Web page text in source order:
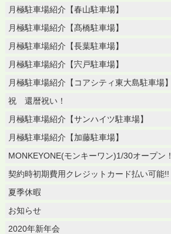
月極駐車場紹介【春山駐車場】
月極駐車場紹介【髙橋駐車場】
月極駐車場紹介【長葉駐車場】
月極駐車場紹介【宍戸駐車場】
月極駐車場紹介【コアシティ東大島駐車場】
祝 還暦祝い！
月極駐車場紹介【サンハイツ駐車場】
月極駐車場紹介【加藤駐車場】
MONKEYONE(モンキーワン)1/30オープン！
契約時初期費用クレジットカード払い可能!!
夏季休暇
お知らせ
2020年新年会